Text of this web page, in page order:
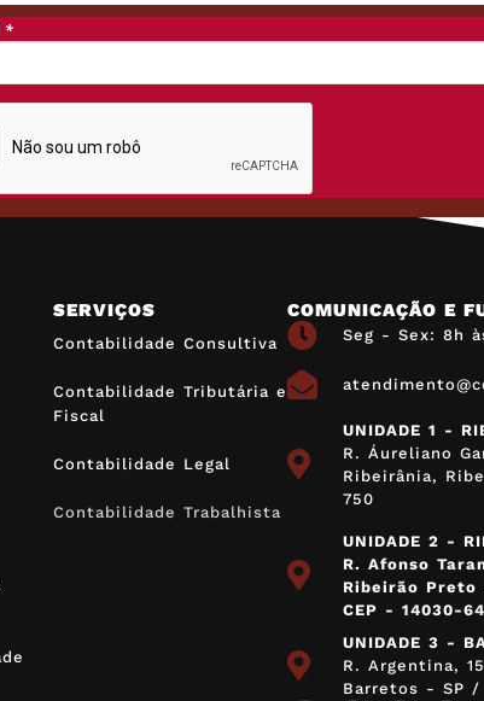
SERVIÇOS
Contabilidade Consultiva
Contabilidade Tributária e
Fiscal
Contabilidade Legal
Contabilidade Trabalhista
COMUNICAÇÃO E
Seg - Sex: 8h
UNIDADE 1 -
R. Áureliano
Ribeirânia,
750
UNIDADE 2 -
R. Afonso
Ribeirão Preto
CEP - 14030-
UNIDADE 3 -
R. Argentina,
Barretos - SP /